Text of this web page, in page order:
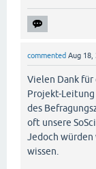
commented Aug 18,
Vielen Dank
Projekt-Leitung
des
oft unsere
Jedoch würden
wissen.